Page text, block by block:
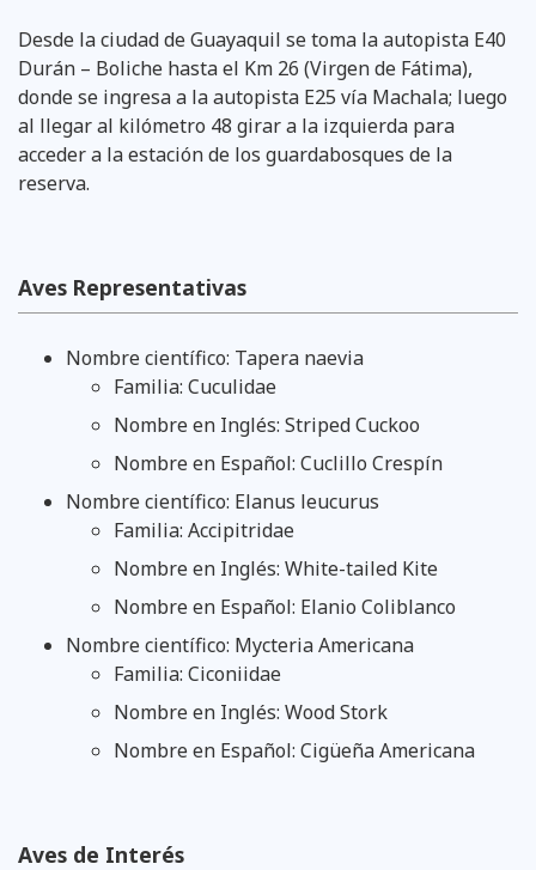
Desde la ciudad de Guayaquil se toma la autopista E40
Durán – Boliche hasta el Km 26 (Virgen de Fátima),
donde se ingresa a la autopista E25 vía Machala; luego
al llegar al kilómetro 48 girar a la izquierda para
acceder a la estación de los guardabosques de la
reserva.
Aves Representativas
Nombre científico: Tapera naevia
Familia: Cuculidae
Nombre en Inglés: Striped Cuckoo
Nombre en Español: Cuclillo Crespín
Nombre científico: Elanus leucurus
Familia: Accipitridae
Nombre en Inglés: White-tailed Kite
Nombre en Español: Elanio Coliblanco
Nombre científico: Mycteria Americana
Familia: Ciconiidae
Nombre en Inglés: Wood Stork
Nombre en Español: Cigüeña Americana
Aves de Interés